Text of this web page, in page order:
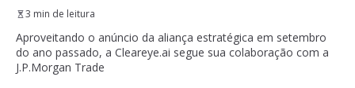
3 min de leitura
Aproveitando o anúncio da aliança estratégica em setembro
do ano passado, a Cleareye.ai segue sua colaboração com a
J.P.Morgan Trade